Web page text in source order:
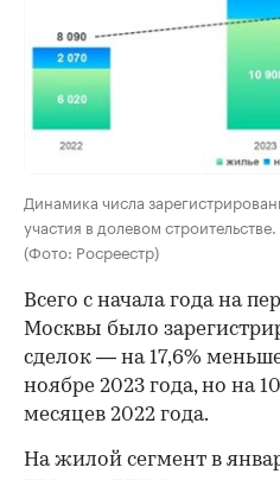
Динамика числа
участия в долевом
(Фото: Росреестр)
Всего с начала года на
Москвы было
сделок — на 17,6%
ноябре 2023 года, но на
месяцев 2022 года.
На жилой сегмент в